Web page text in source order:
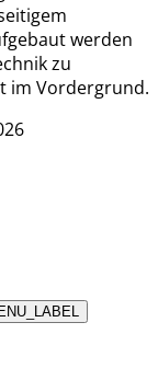
werden
zu
im Vordergrund.